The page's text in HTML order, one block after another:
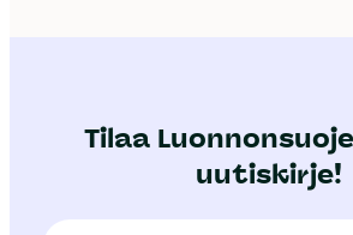
Tilaa
uutiskirje!